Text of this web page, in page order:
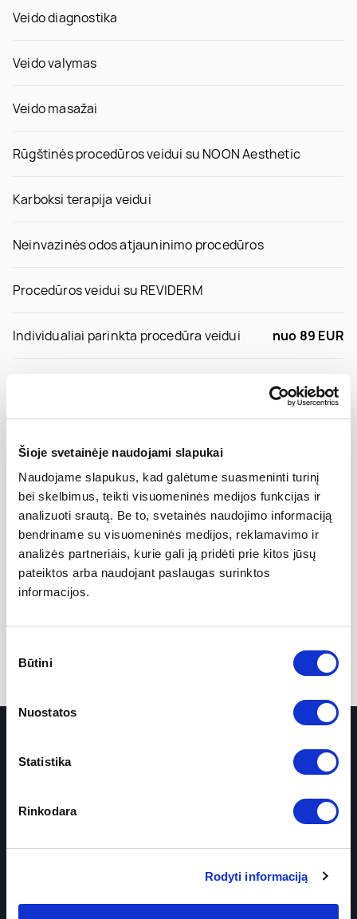
Šioje svetainėje naudojami slapukai
Naudojame slapukus, kad galėtume suasmeninti turinį
bei skelbimus, teikti visuomeninės medijos funkcijas ir
analizuoti srautą. Be to, svetainės naudojimo informaciją
bendriname su visuomeninės medijos, reklamavimo ir
analizės partneriais, kurie gali ją pridėti prie kitos jūsų
pateiktos arba naudojant paslaugas surinktos
informacijos.
pasirinkimas
Būtini
Nuostatos
Statistika
Rinkodara
Rodyti informaciją
Veido diagnostika
Veido valymas
Veido masažai
Rūgštinės procedūros veidui su NOON Aesthetic
Karboksi terapija veidui
Neinvazinės odos atjauninimo procedūros
Procedūros veidui su REVIDERM
Individualiai parinkta procedūra veidui nuo 89 EUR
min.
REVIDERM Neuro sensitive - jautrios odos
procedūra
100 EUR
Jauninanti procedūra karboksi terapija +
mezoterapinis kokteilis 60 min.
150 EUR €
Gydytojai ekspertai